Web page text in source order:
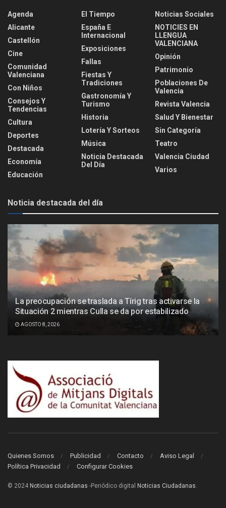
Agenda
Alicante
Castellón
Cine
Comunidad
Valenciana
Con Niños
Consejos Y
Tendencias
Cultura
Deportes
Destacada
Economía
Educación
El Tiempo
España E
Internacional
Exposiciones
Fallas
Fiestas Y
Tradiciones
Gastronomía Y
Turismo
Historia
Lotería Y Sorteos
Música
Noticia Destacada
Del Día
Noticias Sociales
NOTICIES EN
LLENGUA
VALENCIANA
Opinión
Patrimonio
Poblaciones De
Valencia
Revista Valencia
Salud Y Bienestar
Sin Categoría
Teatro
Valencia Ciudad
Varios
Noticia destacada del día
La preocupación se traslada a Tírig tras activarse la
Situación 2 mientras Culla se da por estabilizado
AGOSTO 8, 2026
Quienes Somos Publicidad Contacto
Aviso Legal
Política Privacidad
Configurar Cookies
© 2024 Noticias ciudadanas -Periódico digital Noticias Ciudadanas.